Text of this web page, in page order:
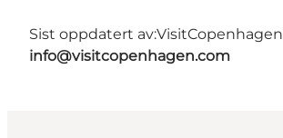
Sist oppdatert av:VisitCopenhagen
info@visitcopenhagen.com